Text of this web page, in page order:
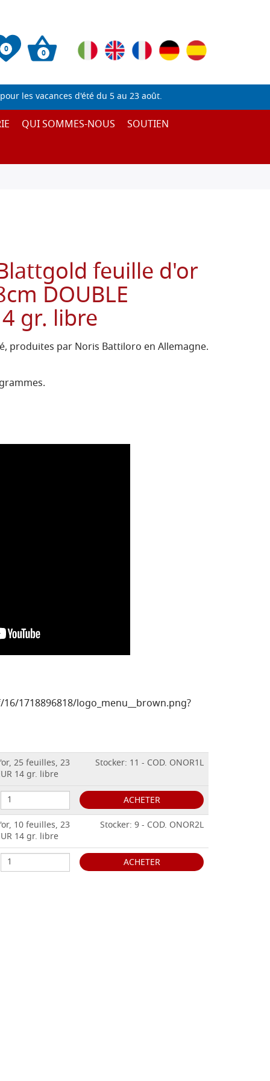
0 0
les vacances d'été du 5 au 23 août.
QUI SOMMES-NOUS
SOUTIEN
feuille d'or
DOUBLE
gr. libre
produites par Noris Battiloro en Allemagne.
25 feuilles, 23
14 gr. libre
Stocker: 11 - COD. ONOR1L
ACHETER
10 feuilles, 23
14 gr. libre
Stocker: 9 - COD. ONOR2L
ACHETER